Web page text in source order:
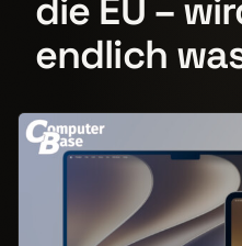
die EU –
endlich